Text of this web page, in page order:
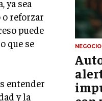
ÉTICA
BLOG
ya sea
reforzar
puede
que se
entender
y la